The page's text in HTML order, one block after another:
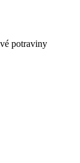
potraviny